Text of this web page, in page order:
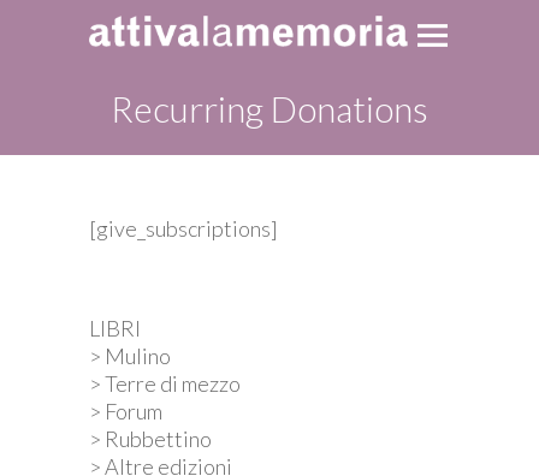
Recurring Donations
[give_subscriptions]
LIBRI
> Mulino
> Terre di mezzo
> Forum
> Rubbettino
> Altre edizioni